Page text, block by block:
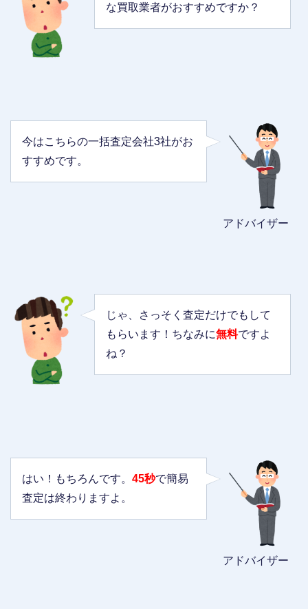
な買取業者がおすすめですか？
アドバイザー
今はこちらの一括査定会社3社がお
すすめです。
じゃ、さっそく査定だけでもして
もらいます！ちなみに無料ですよ
ね？
アドバイザー
はい！もちろんです。 45秒で簡易
査定は終わりますよ。